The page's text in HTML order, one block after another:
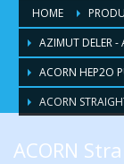
HOME
AZIMUT DELER -
ACORN HEP2O
ACORN
ACORN